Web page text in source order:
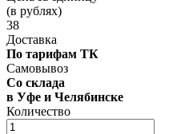
(в рублях)
38
Доставка
По тарифам ТК
Самовывоз
Со склада
в Уфе и Челябинске
Количество